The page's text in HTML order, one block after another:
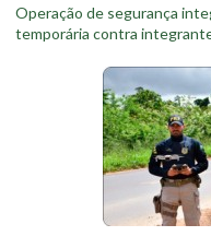
Operação de segurança
temporária contra